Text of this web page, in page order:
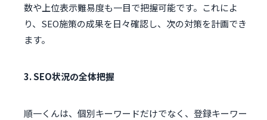
数や上位表示難易度も一目で把握可能です。これによ
り、SEO施策の成果を日々確認し、次の対策を計画でき
ます。
3. SEO状況の全体把握
順一くんは、個別キーワードだけでなく、登録キーワー